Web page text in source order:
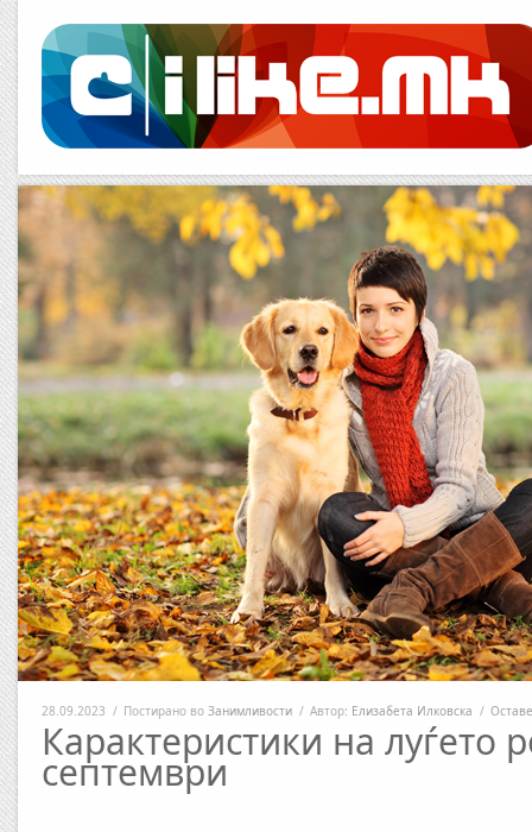
28.09.2023 / Постирано во Занимливости / Автор: Елизабета Илковска /
Карактеристики на луѓето
септември